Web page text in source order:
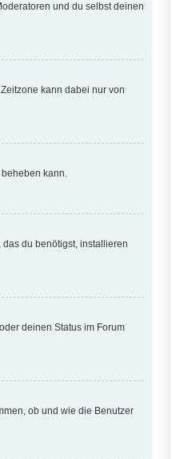
und du selbst deinen
kann dabei nur von
kann.
du benötigst, installieren
deinen Status im Forum
ob und wie die Benutzer